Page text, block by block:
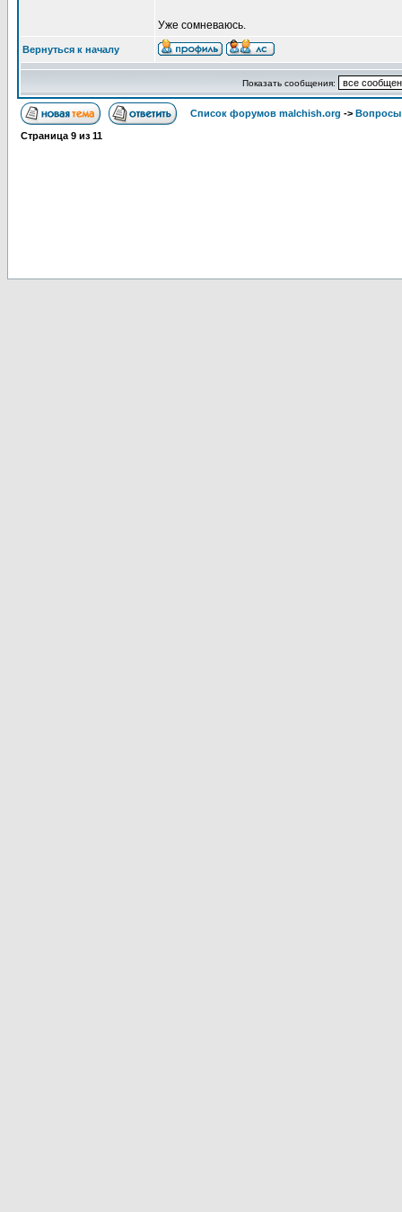
Уже сомневаюсь.
Вернуться к началу
Показать сообщения:
Список форумов malchish.org -> Вопросы
Страница 9 из 11